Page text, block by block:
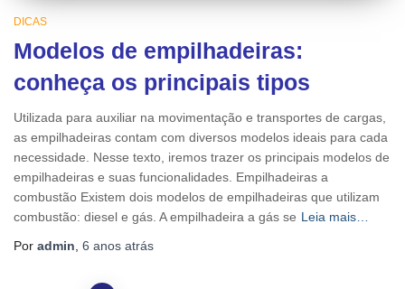
DICAS
Modelos de empilhadeiras:
conheça os principais tipos
Utilizada para auxiliar na movimentação e transportes de cargas,
as empilhadeiras contam com diversos modelos ideais para cada
necessidade. Nesse texto, iremos trazer os principais modelos de
empilhadeiras e suas funcionalidades. Empilhadeiras a
combustão Existem dois modelos de empilhadeiras que utilizam
combustão: diesel e gás. A empilhadeira a gás se Leia mais…
Por admin, 6 anos atrás